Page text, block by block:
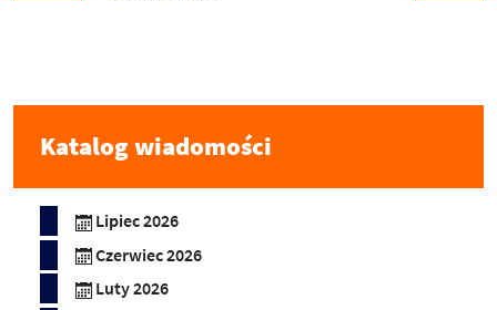
Katalog wiadomości
Lipiec 2026
Czerwiec 2026
Luty 2026